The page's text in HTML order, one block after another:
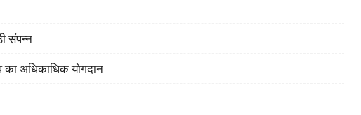
संपन्न
का अधिकाधिक योगदान